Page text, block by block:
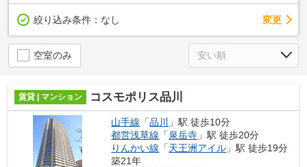
絞り込み条件： なし 変更
空室のみ
賃貸 | マンション コスモポリス品川
山手線 「品川
」駅 徒歩10分
都営浅草線 「泉岳寺 」駅 徒歩20分
りんかい線 「天王洲アイル 」駅 徒歩19分
築21年